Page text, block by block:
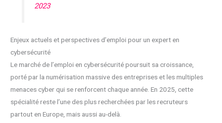
2023
Enjeux actuels et perspectives d’emploi pour un expert en
cybersécurité
Le marché de l’emploi en cybersécurité poursuit sa croissance,
porté par la numérisation massive des entreprises et les multiples
menaces cyber qui se renforcent chaque année. En 2025, cette
spécialité reste l’une des plus recherchées par les recruteurs
partout en Europe, mais aussi au-delà.